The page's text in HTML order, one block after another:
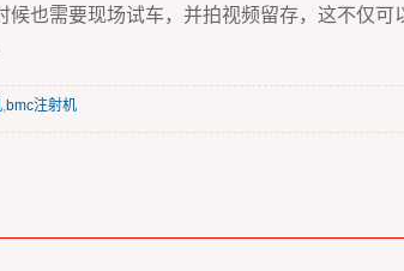
候也需要现场试车，并拍视频留存，这不仅
,bmc注射机